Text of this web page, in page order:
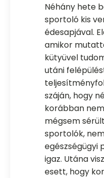
Néhány hete
sportoló kis
édesapjával.
amikor
kütyüvel
utáni
száján, hogy
korábban
mégsem
sportolók,
egészségügyi
igaz. Utána
esett, hogy